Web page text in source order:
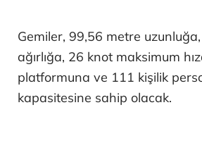
Gemiler, 99,56 metre
ağırlığa, 26 knot maksimum
platformuna ve 111 kişilik
kapasitesine sahip olacak.